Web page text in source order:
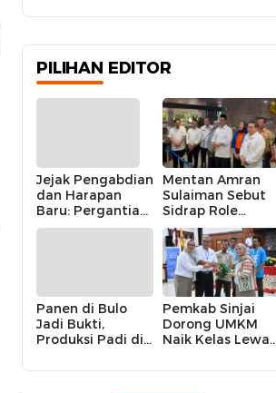
Narkoba
PILIHAN EDITOR
Jejak Pengabdian
dan Harapan
Baru: Pergantian
Kapolres Sidrap
Mentan Amran
Sulaiman Sebut
Sidrap Role
Model Nasional
dalam Menjaga
Stabilitas Harga
Telur
Panen di Bulo
Jadi Bukti,
Produksi Padi di
Kecamatan
Pemkab Sinjai
Dorong UMKM
Naik Kelas Lewat
Strategis